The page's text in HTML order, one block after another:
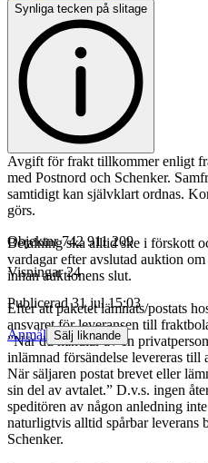
Synliga tecken på slitage
Avgift för frakt tillkommer enligt
med Postnord och Schenker.
samtidigt kan självklart ordnas.
görs.
Betalning ska alltid ske i förskott
vardagar efter avslutad auktion
innan auktionens slut.
Efter att paketet lämnats/postats
ansvaret för leveransen till
”När du handlar av en
inlämnad försändelse levereras till
När säljaren postat brevet eller
sin del av avtalet.” D.v.s. ingen
speditören av någon anledning
naturligtvis alltid spårbar leverans
Schenker.
Objektnr 742 911 209
Visningar 24
Publicerad 31 jul 15:03
Anmäl Sälj liknande